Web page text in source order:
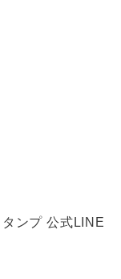
ンプ 公式LINE